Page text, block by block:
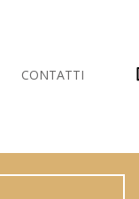
CONTATTI